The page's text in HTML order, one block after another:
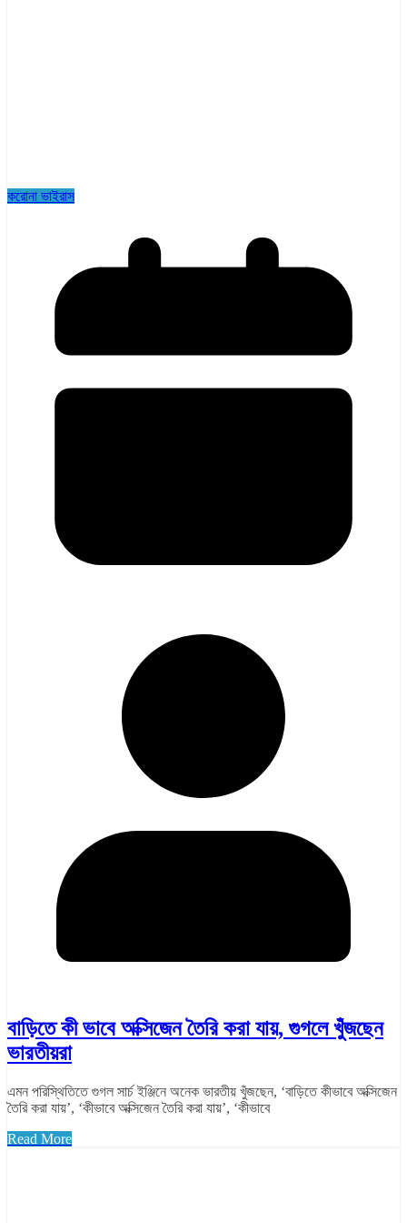
করোনা ভাইরাস
বাড়িতে কী ভাবে অক্সিজেন তৈরি করা যায়, গুগলে খুঁজছেন
ভারতীয়রা
এমন পরিস্থিতিতে গুগল সার্চ ইঞ্জিনে অনেক ভারতীয় খুঁজছেন, ‘বাড়িতে কীভাবে অক্সিজেন
তৈরি করা যায়’, ‘কীভাবে অক্সিজেন তৈরি করা যায়’, ‘কীভাবে
Read More